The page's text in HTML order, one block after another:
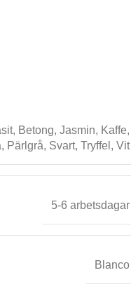
, Betong, Jasmin, Kaffe,
, Pärlgrå, Svart, Tryffel , Vit
5-6 arbetsdagar
Blanco